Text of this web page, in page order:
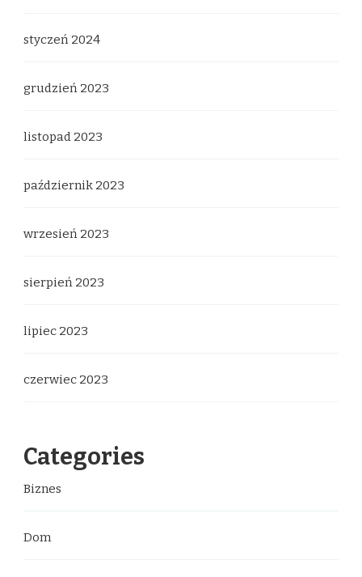
styczeń 2024
grudzień 2023
listopad 2023
październik 2023
wrzesień 2023
sierpień 2023
lipiec 2023
czerwiec 2023
Categories
Biznes
Dom